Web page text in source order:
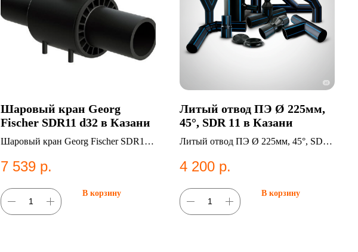
Шаровый кран Georg
Fischer SDR11 d32 в Казани
Шаровый кран Georg Fischer SDR11
водоснабжения.
7 539 р.
В корзину
Литый отвод ПЭ Ø 225мм,
45°, SDR 11 в Казани
Литый отвод ПЭ Ø 225мм, 45°, SDR
фитинги;Отводы.
4 200 р.
В корзину